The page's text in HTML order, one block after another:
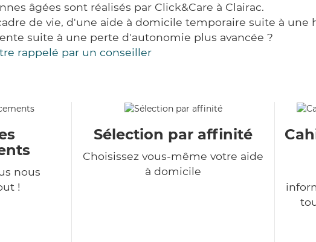
âgées sont réalisés par Click&Care à Clairac.
de vie, d'une aide à domicile temporaire suite à une
suite à une perte d'autonomie plus avancée ?
rappelé par un conseiller
nous
!
Sélection par affinité
Choisissez vous-même votre aide
à domicile